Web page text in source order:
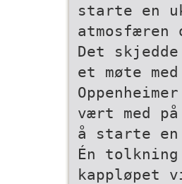
starte en
atmosfæren
Det
et møte
vært med på
å starte en
Én
kappløpet